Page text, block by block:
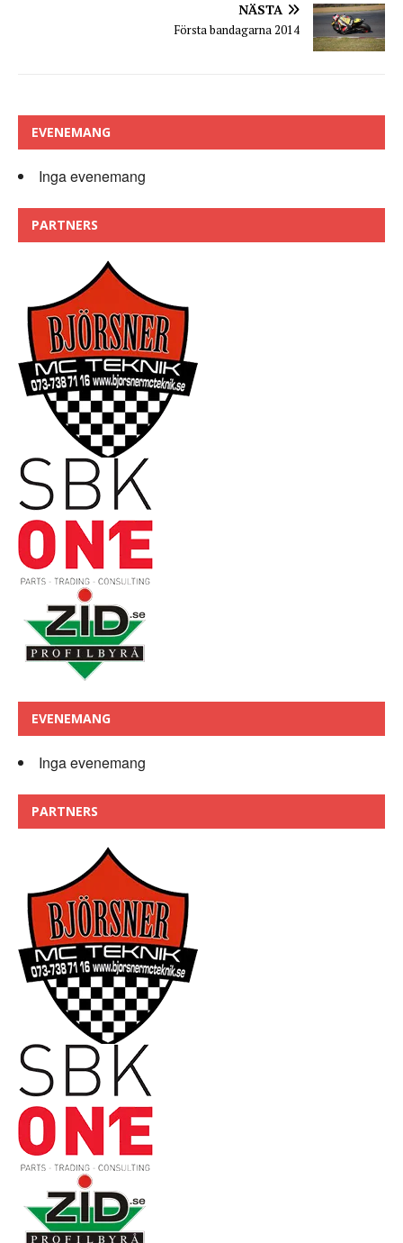
NÄSTA
Första bandagarna 2014
EVENEMANG
Inga evenemang
PARTNERS
EVENEMANG
Inga evenemang
PARTNERS